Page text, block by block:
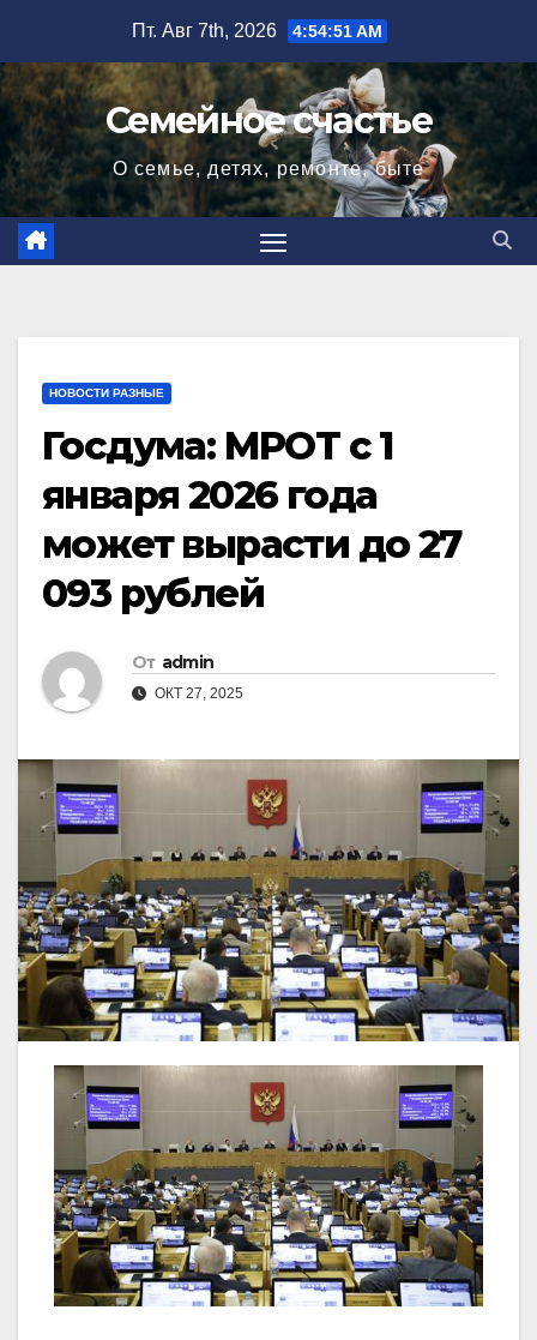
содержимому
Пт. Авг 7th, 2026 4:54:52 AM
Семейное счастье
О семье, детях, ремонте, быте
НОВОСТИ РАЗНЫЕ
Госдума: МРОТ с 1
января 2026 года
может вырасти до 27
093 рублей
От admin
ОКТ 27, 2025